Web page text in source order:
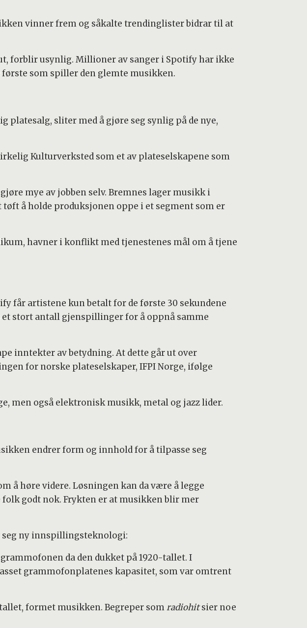
vinner frem og såkalte trendinglister bidrar til at
forblir usynlig. Millioner av sanger i Spotify har ikke
første som spiller den glemte musikken.
platesalg, sliter med å gjøre seg synlig på de nye,
Kulturverksted som et av plateselskapene som
mye av jobben selv. Bremnes lager musikk i
å holde produksjonen oppe i et segment som er
havner i konflikt med tjenestenes mål om å tjene
får artistene kun betalt for de første 30 sekundene
stort antall gjenspillinger for å oppnå samme
inntekter av betydning. At dette går ut over
for norske plateselskaper, IFPI Norge, ifølge
men også elektronisk musikk, metal og jazz lider.
endrer form og innhold for å tilpasse seg
å høre videre. Løsningen kan da være å legge
godt nok. Frykten er at musikken blir mer
seg ny innspillingsteknologi:
da den dukket på 1920-tallet. I
grammofonplatenes kapasitet, som var omtrent
formet musikken. Begreper somradiohitsier noe